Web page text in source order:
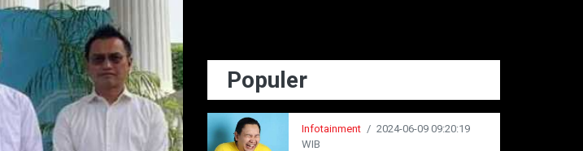
Populer
Infotainment / 2024-06-09 09:20:19
WIB